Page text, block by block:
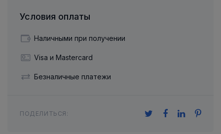
Условия оплаты
Наличными при получении
Visa и Mastercard
Безналичные платежи
ПОДЕЛИТЬСЯ: